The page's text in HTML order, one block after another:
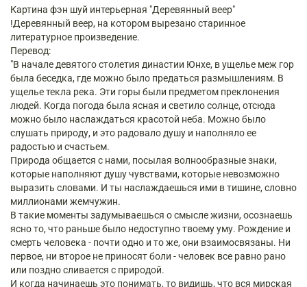
Картина фэн шуй интерьерная "Деревянный веер"
!Деревянный веер, на котором вырезано старинное
литературное произведение.
Перевод:
"В начале девятого столетия династии Юнхе, в ущелье меж гор
была беседка, где можно было предаться размышлениям. В
ущелье текла река. Эти горы были предметом преклонения
людей. Когда погода была ясная и светило солнце, отсюда
можно было наслаждаться красотой неба. Можно было
слушать природу, и это радовало душу и наполняло ее
радостью и счастьем.
Природа общается с нами, посылая волнообразные знаки,
которые наполняют душу чувствами, которые невозможно
выразить словами. И ты наслаждаешься ими в тишине, словно
миллионами жемчужин.
В такие моменты задумываешься о смысле жизни, осознаешь
ясно то, что раньше было недоступно твоему уму. Рождение и
смерть человека - почти одно и то же, они взаимосвязаны. Ни
первое, ни второе не приносят боли - человек все равно рано
или поздно сливается с природой.
И когда начинаешь это понимать, то видишь, что вся мирская